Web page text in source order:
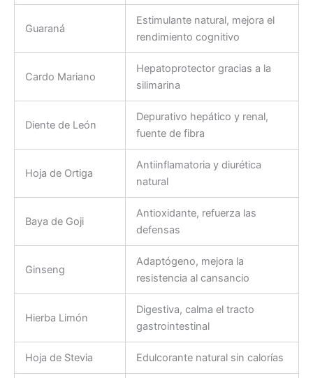
Guaraná
Estimulante natural, mejora el
rendimiento cognitivo
Cardo Mariano
Hepatoprotector gracias a la
silimarina
Diente de León
Depurativo hepático y renal,
fuente de fibra
Hoja de Ortiga
Antiinflamatoria y diurética
natural
Baya de Goji
Antioxidante, refuerza las
defensas
Ginseng
Adaptógeno, mejora la
resistencia al cansancio
Hierba Limón
Digestiva, calma el tracto
gastrointestinal
Hoja de Stevia Edulcorante natural sin calorías